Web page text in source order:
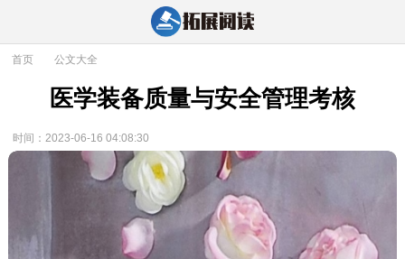
首页 公文大全
医学装备质量与安全管理考核
时间：2023-06-16 04:08:30